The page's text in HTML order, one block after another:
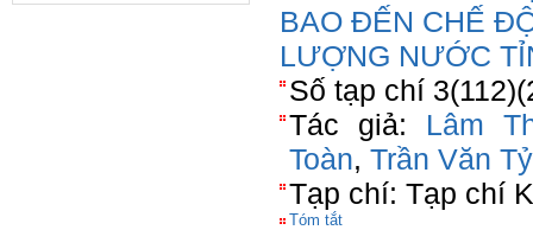
BAO ĐẾN CHẾ
LƯỢNG NƯỚC
Số tạp chí
Tác giả: Lâm
Toàn, Trần Văn Tỷ
Tạp chí: Tạp chí
Tóm tắt